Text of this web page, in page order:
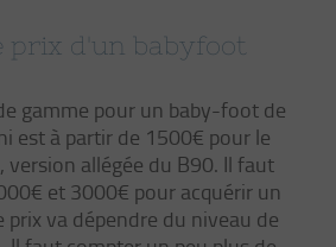
prix d'un babyfoot
gamme pour un baby-foot de
est à partir de 1500€ pour le
version allégée du B90. Il faut
et 3000€ pour acquérir un
prix va dépendre du niveau de